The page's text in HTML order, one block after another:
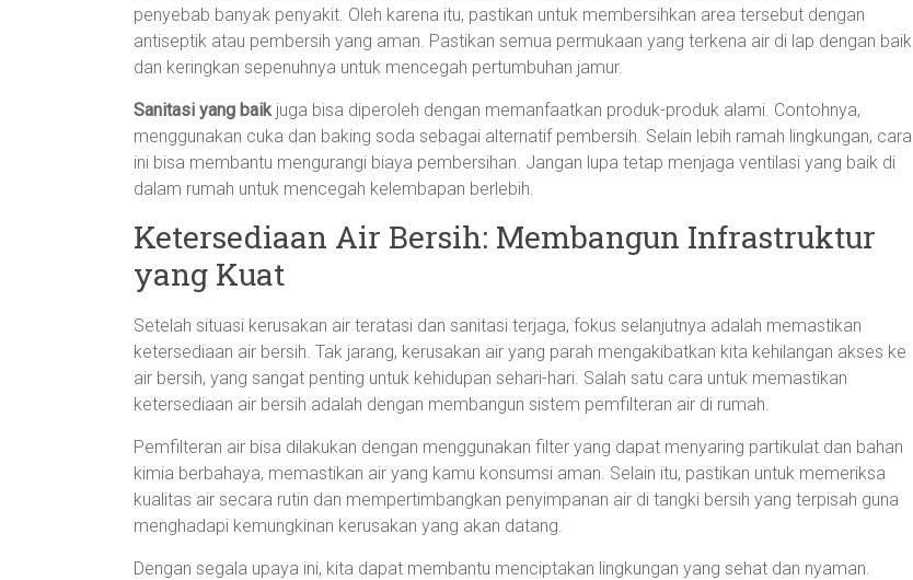
penyebab banyak penyakit. Oleh karena itu, pastikan untuk membersihkan area tersebut dengan
antiseptik atau pembersih yang aman. Pastikan semua permukaan yang terkena air di lap dengan baik
dan keringkan sepenuhnya untuk mencegah pertumbuhan jamur.
Sanitasi yang baikjuga bisa diperoleh dengan memanfaatkan produk-produk alami. Contohnya,
menggunakan cuka dan baking soda sebagai alternatif pembersih. Selain lebih ramah lingkungan, cara
ini bisa membantu mengurangi biaya pembersihan. Jangan lupa tetap menjaga ventilasi yang baik di
dalam rumah untuk mencegah kelembapan berlebih.
Ketersediaan Air Bersih: Membangun Infrastruktur
yang Kuat
Setelah situasi kerusakan air teratasi dan sanitasi terjaga, fokus selanjutnya adalah memastikan
ketersediaan air bersih. Tak jarang, kerusakan air yang parah mengakibatkan kita kehilangan akses ke
air bersih, yang sangat penting untuk kehidupan sehari-hari. Salah satu cara untuk memastikan
ketersediaan air bersih adalah dengan membangun sistem pemfilteran air di rumah.
Pemfilteran air bisa dilakukan dengan menggunakan filter yang dapat menyaring partikulat dan bahan
kimia berbahaya, memastikan air yang kamu konsumsi aman. Selain itu, pastikan untuk memeriksa
kualitas air secara rutin dan mempertimbangkan penyimpanan air di tangki bersih yang terpisah guna
menghadapi kemungkinan kerusakan yang akan datang.
Dengan segala upaya ini, kita dapat membantu menciptakan lingkungan yang sehat dan nyaman.